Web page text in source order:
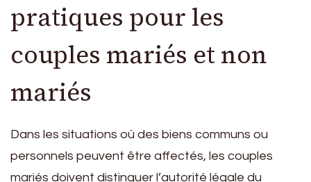
pratiques pour les
couples mariés et non
mariés
Dans les situations où des biens communs ou
personnels peuvent être affectés, les couples
mariés doivent distinguer l’autorité légale du